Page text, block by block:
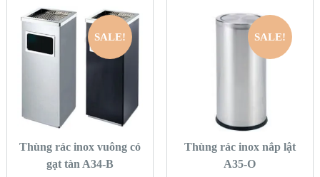
SALE!
QUICK LOOK
HÀNG
Thùng rác inox vuông có
gạt tàn A34-B
SALE!
QUICK LOOK
HÀNG
Thùng rác inox nắp lật
A35-O